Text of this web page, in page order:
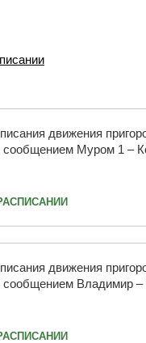
движения
Муром 1 –
движения
Владимир –